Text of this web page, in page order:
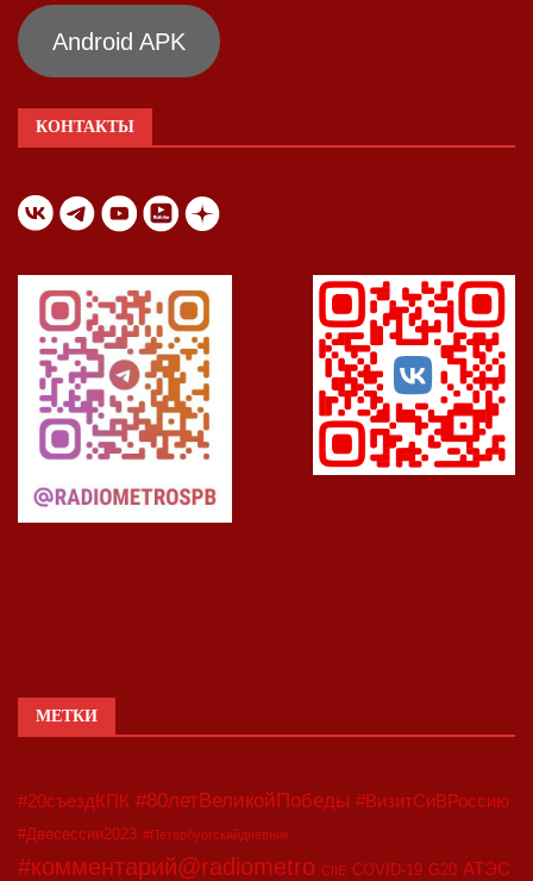
Android APK
КОНТАКТЫ
МЕТКИ
#20съездКПК #80летВеликойПобеды #ВизитСиВРоссию
#Двесессии2023 #Петербургскийдневник
#комментарий@radiometro CIIE COVID-19 G20 АТЭС